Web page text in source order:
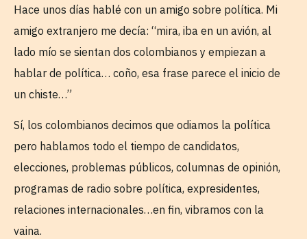
Hace unos días hablé con un amigo sobre política. Mi
amigo extranjero me decía: “mira, iba en un avión, al
lado mío se sientan dos colombianos y empiezan a
hablar de política… coño, esa frase parece el inicio de
un chiste…”
Sí, los colombianos decimos que odiamos la política
pero hablamos todo el tiempo de candidatos,
elecciones, problemas públicos, columnas de opinión,
programas de radio sobre política, expresidentes,
relaciones internacionales…en fin, vibramos con la
vaina.